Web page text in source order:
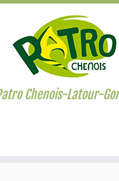
Chenois-Latour-